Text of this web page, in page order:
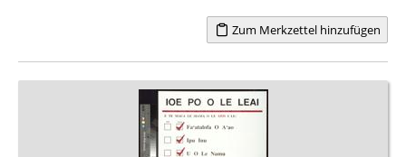
Zum Merkzettel hinzufügen